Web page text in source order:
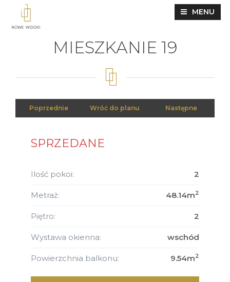
MENU
MIESZKANIE 19
Poprzednie Wróć do planu Następne
SPRZEDANE
Ilość pokoi: 2
Metraż: 48.14m2
Piętro: 2
Wystawa okienna: wschód
Powierzchnia balkonu: 9.54m2